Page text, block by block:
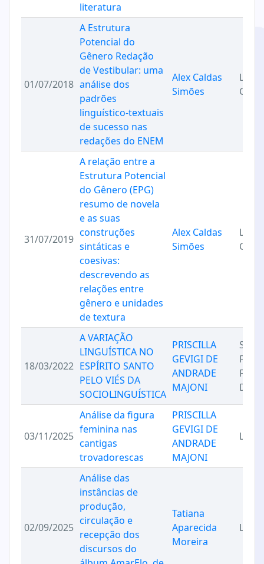
literatura
01/07/2018
A Estrutura
Potencial do
Gênero Redação
de Vestibular: uma
análise dos
padrões
linguístico-textuais
de sucesso nas
redações do ENEM
Alex Caldas
Simões
31/07/2019
A relação entre a
Estrutura Potencial
do Gênero (EPG)
resumo de novela
e as suas
construções
sintáticas e
coesivas:
descrevendo as
relações entre
gênero e unidades
de textura
Alex Caldas
Simões
18/03/2022
A VARIAÇÃO
LINGUÍSTICA NO
ESPÍRITO SANTO
PELO VIÉS DA
SOCIOLINGUÍSTICA
PRISCILLA
GEVIGI DE
ANDRADE
MAJONI
03/11/2025
Análise da figura
feminina nas
cantigas
trovadorescas
PRISCILLA
GEVIGI DE
ANDRADE
MAJONI
02/09/2025
Análise das
instâncias de
produção,
circulação e
recepção dos
discursos do
Tatiana
Aparecida
Moreira